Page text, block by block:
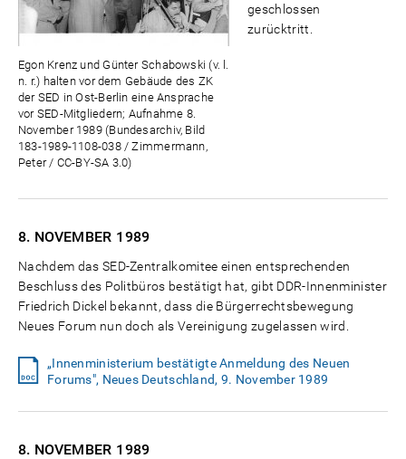
Egon Krenz und Günter Schabowski (v. l.
n. r.) halten vor dem Gebäude des ZK
der SED in Ost-Berlin eine Ansprache
vor SED-Mitgliedern; Aufnahme 8.
November 1989 (Bundesarchiv, Bild
183-1989-1108-038 / Zimmermann,
Peter / CC-BY-SA 3.0)
geschlossen
zurücktritt.
8. NOVEMBER 1989
Nachdem das SED-Zentralkomitee einen entsprechenden
Beschluss des Politbüros bestätigt hat, gibt DDR-Innenminister
Friedrich Dickel bekannt, dass die Bürgerrechtsbewegung
Neues Forum nun doch als Vereinigung zugelassen wird.
„Innenministerium bestätigte Anmeldung des Neuen
Forums", Neues Deutschland, 9. November 1989
8. NOVEMBER 1989